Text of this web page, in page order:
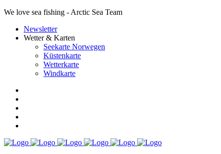
We love sea fishing - Arctic Sea Team
Newsletter
Wetter & Karten
Seekarte Norwegen
Küstenkarte
Wetterkarte
Windkarte